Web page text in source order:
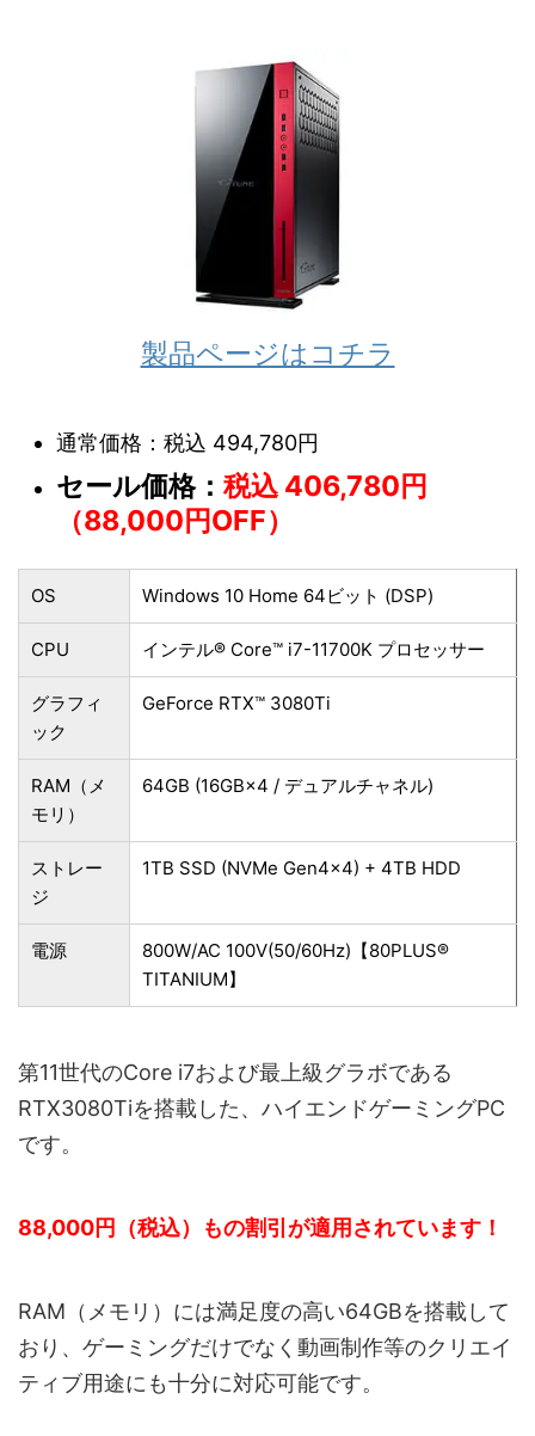
製品ページはコチラ
通常価格：税込 494,780円
セール価格： 税込 406,780円
（88,000円OFF）
OS Windows 10 Home 64ビット (DSP)
CPU インテル® Core™ i7-11700K プロセッサー
グラフィ
ック
GeForce RTX™ 3080Ti
RAM（メ
モリ）
64GB (16GB×4 / デュアルチャネル)
ストレー
ジ
1TB SSD (NVMe Gen4×4) + 4TB HDD
電源
800W/AC 100V(50/60Hz)【80PLUS®
TITANIUM】
第11世代のCore i7および最上級グラボである
RTX3080Tiを搭載した、ハイエンドゲーミングPC
です。
88,000円（税込）もの割引が適用されています！
RAM（メモリ）には満足度の高い64GBを搭載して
おり、ゲーミングだけでなく動画制作等のクリエイ
ティブ用途にも十分に対応可能です。